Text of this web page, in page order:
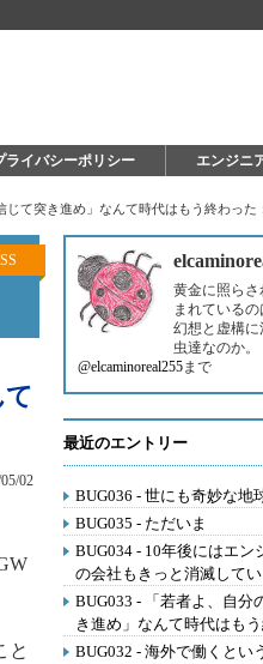
ライバシーポリシー エンジニ
て突き進め」なんて時代はもう終わった：
02
と
黄金に照ら
まれている
幻想と虚構に
虫達なのか
@elcaminoreal255まで
最近のエントリー
BUG036 - 世にも奇妙な地
BUG035 - ただいま
BUG034 - 10年後にはエン
の会社もきっと消滅して
BUG033 - 「若者よ、自分
き進め」なんて時代はも
BUG032 - 海外で働くとい